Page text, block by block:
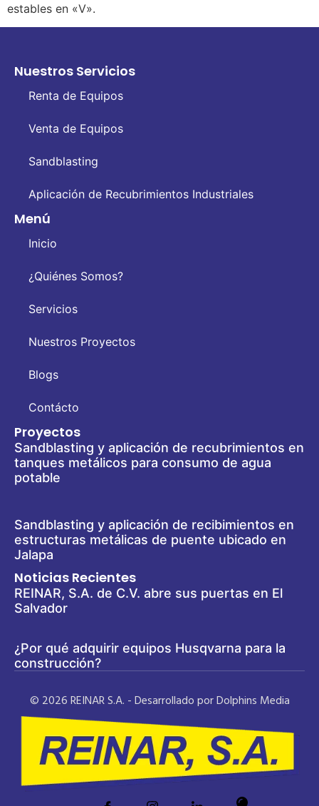
estables en «V».
Nuestros Servicios
Renta de Equipos
Venta de Equipos
Sandblasting
Aplicación de Recubrimientos Industriales
Menú
Inicio
¿Quiénes Somos?
Servicios
Nuestros Proyectos
Blogs
Contácto
Proyectos
Sandblasting y aplicación de recubrimientos en
tanques metálicos para consumo de agua
potable
Sandblasting y aplicación de recibimientos en
estructuras metálicas de puente ubicado en
Jalapa
Noticias Recientes
REINAR, S.A. de C.V. abre sus puertas en El
Salvador
¿Por qué adquirir equipos Husqvarna para la
construcción?
© 2026 REINAR S.A. - Desarrollado por Dolphins Media